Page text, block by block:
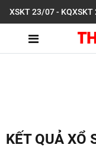
XSKT 23/07 -
KẾT QUẢ XỔ